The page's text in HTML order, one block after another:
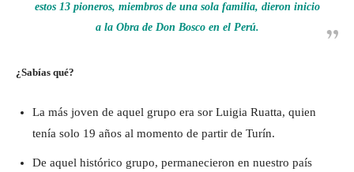
estos 13 pioneros, miembros de una sola familia, dieron inicio
a la Obra de Don Bosco en el Perú.
¿Sabías qué?
La más joven de aquel grupo era sor Luigia Ruatta, quien
tenía solo 19 años al momento de partir de Turín.
De aquel histórico grupo, permanecieron en nuestro país